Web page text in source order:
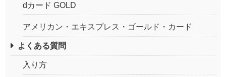
dカード GOLD
アメリカン・エキスプレス・ゴールド・カード
よくある質問
入り方